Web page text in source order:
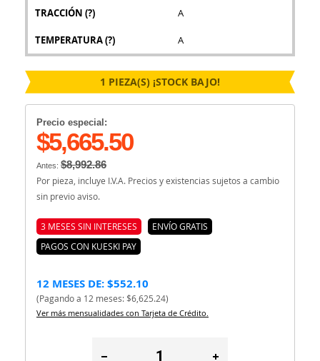
TRACCIÓN (?) A
TEMPERATURA(?) A
1 PIEZA(S) ¡STOCK BAJO!
Precio especial:
$5,665.50
Antes: $8,992.86
Por pieza, incluye I.V.A. Precios y existencias sujetos a cambio
sin previo aviso.
3 MESES SIN INTERESES
ENVÍO GRATIS
PAGOS CON KUESKI PAY
12 MESES DE: $552.10
(Pagando a 12 meses: $6,625.24)
Ver más mensualidades con Tarjeta de Crédito.